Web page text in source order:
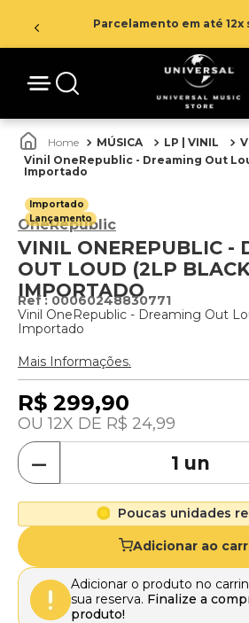
Parcelamento em até 12x
MÚSICA LP | VINIL
Vinil OneRepublic - Dreaming Out
Importado
Importado
Lançamento
OneRepublic
VINIL ONEREPUBLIC -
OUT LOUD (2LP
IMPORTADO
: 00060248830771
Vinil OneRepublic - Dreaming Out
Importado
Mais Informações.
R$ 299,90
12 R$ 24,99
－
Poucas unidades
Adicionar ao
Adicionar o produto no
sua reserva. Finalize a
produto!